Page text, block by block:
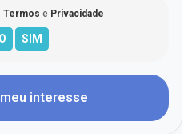
Termos e Privacidade
interesse